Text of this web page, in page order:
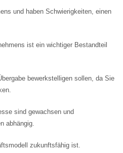
und haben Schwierigkeiten, einen
ist ein wichtiger Bestandteil
bewerkstelligen sollen, da Sie
sind gewachsen und
abhängig.
zukunftsfähig ist.